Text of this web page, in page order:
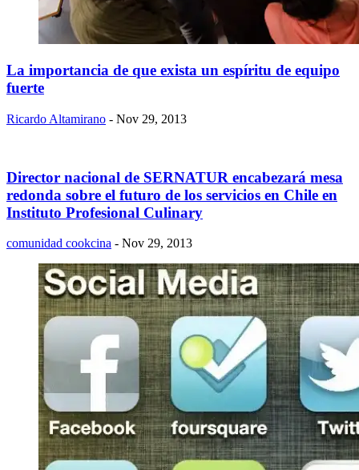
La importancia de que exista un espíritu de equipo
fuerte
Ricardo Altamirano - Nov 29, 2013
Director nacional de SERNATUR encabezará mesa
redonda sobre el futuro de los servicios en Chile en
Instituto Profesional Culinary
comunidad cookcina - Nov 29, 2013